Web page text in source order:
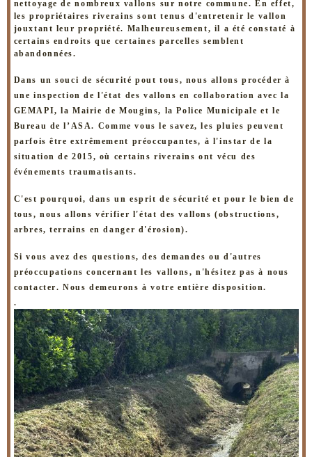
nettoyage de nombreux vallons sur notre commune. En effet,
les propriétaires riverains sont tenus d'entretenir le vallon
jouxtant leur propriété. Malheureusement, il a été constaté à
certains endroits que certaines parcelles semblent
abandonnées.
Dans un souci de sécurité pout tous, nous allons procéder à
une inspection de l'état des vallons en collaboration avec la
GEMAPI, la Mairie de Mougins, la Police Municipale et le
Bureau de l’ASA. Comme vous le savez, les pluies peuvent
parfois être extrêmement préoccupantes, à l'instar de la
situation de 2015, où certains riverains ont vécu des
événements traumatisants.
C'est pourquoi, dans un esprit de sécurité et pour le bien de
tous, nous allons vérifier l'état des vallons (obstructions,
arbres, terrains en danger d'érosion).
Si vous avez des questions, des demandes ou d'autres
préoccupations concernant les vallons, n'hésitez pas à nous
contacter. Nous demeurons à votre entière disposition.
.